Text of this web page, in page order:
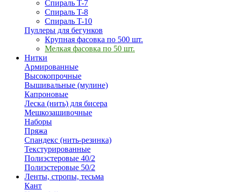
Спираль T-7
Спираль T-8
Спираль T-10
Пуллеры для бегунков
Крупная фасовка по 500 шт.
Мелкая фасовка по 50 шт.
Нитки
Армированные
Высокопрочные
Вышивальные (мулине)
Капроновые
Леска (нить) для бисера
Мешкозашивочные
Наборы
Пряжа
Спандекс (нить-резинка)
Текстурированные
Полиэстеровые 40/2
Полиэстеровые 50/2
Ленты, стропы, тесьма
Кант